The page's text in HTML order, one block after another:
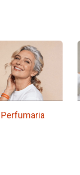
Perfumaria